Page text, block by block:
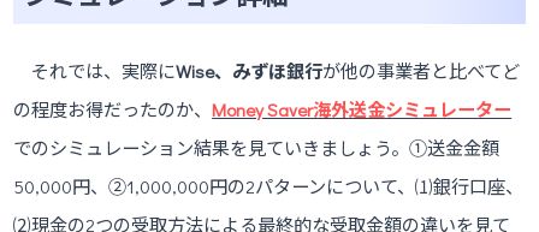
それでは、実際にWise、 みずほ銀行が他の事業者と比べてど
の程度お得だったのか、 Money Saver海外送金シミュレーター
でのシミュレーション結果を見ていきましょう。①送金金額
50,000円、②1,000,000円の2パターンについて、⑴銀行口座、
⑵現金の2つの受取方法による最終的な受取金額の違いを見て